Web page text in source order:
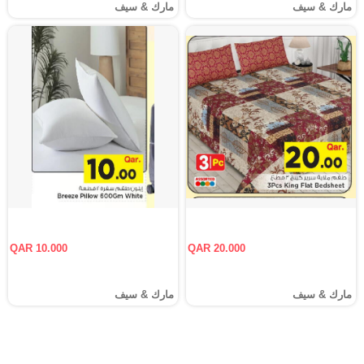
مارك & سيف مارك & سيف
QAR 20.000
مارك & سيف
QAR 10.000
مارك & سيف